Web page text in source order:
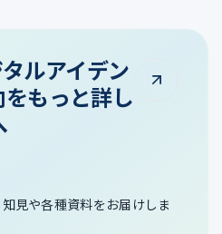
ルアイデン
もっと詳し
見や各種資料をお届けしま